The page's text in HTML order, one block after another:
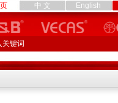
中 文 English
关键词